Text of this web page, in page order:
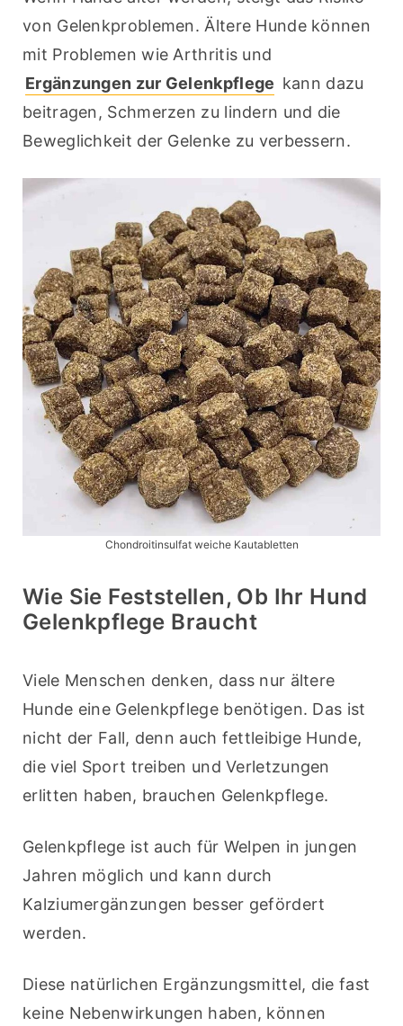
von Gelenkproblemen. Ältere Hunde können
Ergänzungen zur Gelenkpflege kann dazu
beitragen, Schmerzen zu lindern und die
Beweglichkeit der Gelenke zu verbessern.
Chondroitinsulfat weiche Kautabletten
Wie Sie Feststellen, Ob Ihr Hund
Gelenkpflege Braucht
Viele Menschen denken, dass nur ältere
Hunde eine Gelenkpflege benötigen. Das ist
nicht der Fall, denn auch fettleibige Hunde,
die viel Sport treiben und Verletzungen
erlitten haben, brauchen Gelenkpflege.
Gelenkpflege ist auch für Welpen in jungen
Jahren möglich und kann durch
Kalziumergänzungen besser gefördert
werden.
Diese natürlichen Ergänzungsmittel, die fast
keine Nebenwirkungen haben, können